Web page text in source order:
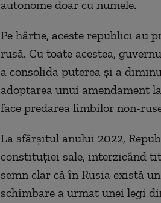
autonome doar cu numele.
Pe hârtie, aceste republici au
rusă. Cu toate acestea,
a consolida puterea și a
adoptarea unui amendament
face predarea limbilor non-
La sfârșitul anului 2022,
constituției sale, interzicând
semn clar că în Rusia există
schimbare a urmat unei legi